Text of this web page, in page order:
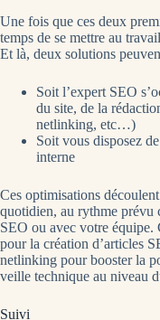
Une fois que ces deux
temps de se mettre au
Et là, deux solutions
Soit l’expert SEO
du site, de la
netlinking, etc…)
Soit vous disposez
interne
Ces optimisations
quotidien, au rythme prévu
SEO ou avec votre équipe.
pour la création d’articles
netlinking pour booster la
veille technique au niveau
Suivi